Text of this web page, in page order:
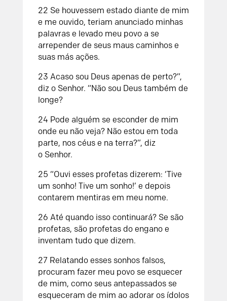
22 Se houvessem estado diante de mim
e me ouvido, teriam anunciado minhas
palavras e levado meu povo a se
arrepender de seus maus caminhos e
suas más ações.
23 Acaso sou Deus apenas de perto?”,
diz o Senhor. “Não sou Deus também de
longe?
24 Pode alguém se esconder de mim
onde eu não veja? Não estou em toda
parte, nos céus e na terra?”, diz
o Senhor.
25 “Ouvi esses profetas dizerem: ‘Tive
um sonho! Tive um sonho!’ e depois
contarem mentiras em meu nome.
26 Até quando isso continuará? Se são
profetas, são profetas do engano e
inventam tudo que dizem.
27 Relatando esses sonhos falsos,
procuram fazer meu povo se esquecer
de mim, como seus antepassados se
esqueceram de mim ao adorar os ídolos